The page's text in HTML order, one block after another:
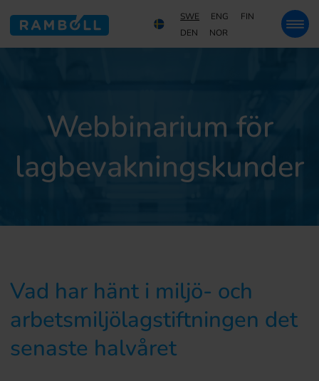
SWE ENG
FIN
DEN
NOR
Webbinarium för
lagbevakningskunder
Vad har hänt i miljö- och
arbetsmiljölagstiftningen det
senaste halvåret